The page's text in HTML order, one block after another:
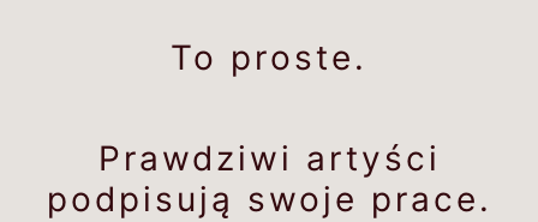
To proste.
Prawdziwi artyści
podpisują swoje prace.